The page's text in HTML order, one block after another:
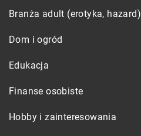
Branża adult (erotyka, hazard)
Dom i ogród
Edukacja
Finanse osobiste
Hobby i zainteresowania